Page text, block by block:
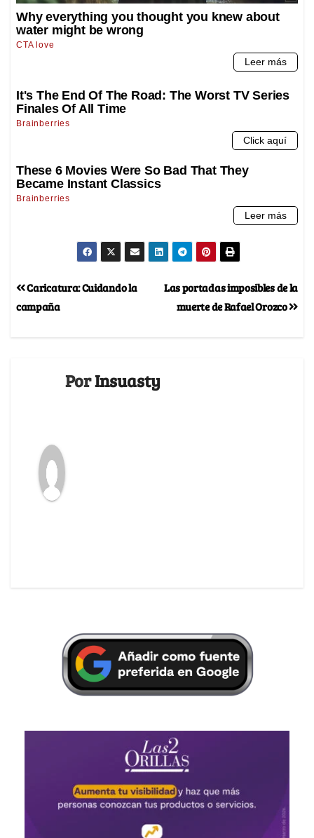
Las portadas imposibles de la
muerte de Rafael Orozco
Caricatura: Cuidando la
campaña
PorInsuasty